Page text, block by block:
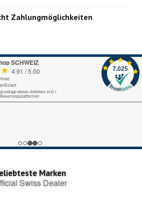
Zahlungmöglichkeiten
SCHWEIZ
4.91 /5.00
dieses Anbieters sind 1
7.025
Marken
Swiss Dealer